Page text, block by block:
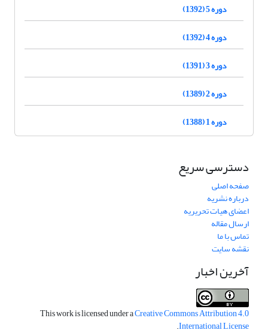
دوره 5 (1392)
دوره 4 (1392)
دوره 3 (1391)
دوره 2 (1389)
دوره 1 (1388)
دسترسی سریع
صفحه اصلی
درباره نشریه
اعضای هیات تحریریه
ارسال مقاله
تماس با ما
نقشه سایت
آخرین اخبار
This work is licensed under aCreative Commons Attribution 4.0
International License
.